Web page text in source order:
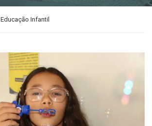
Educação Infantil